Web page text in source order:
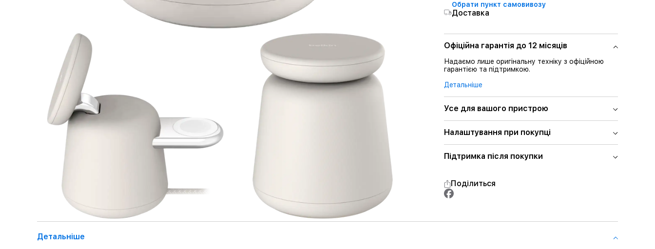
Обрати пункт самовивозу
Доставка
Офіційна гарантія до 12 місяців
Надаємо лише оригінальну техніку з офіційною
гарантією та підтримкою.
Детальніше
Усе для вашого пристрою
Налаштування при покупці
Підтримка після покупки
Поділиться
Детальнiше